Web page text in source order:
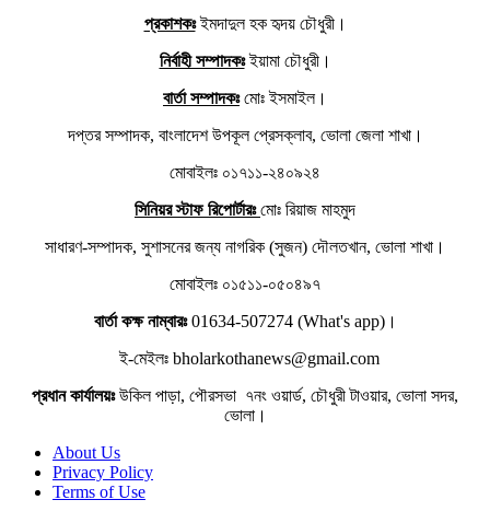
প্রকাশকঃইমদাদুল হক হৃদয় চৌধুরী।
নির্বাহী সম্পাদকঃইয়ামা চৌধুরী।
বার্তা সম্পাদকঃমোঃ ইসমাইল।
দপ্তর সম্পাদক, বাংলাদেশ উপকূল প্রেসক্লাব, ভোলা জেলা শাখা।
মোবাইলঃ ০১৭১১-২৪০৯২৪
সিনিয়র স্টাফ রিপোর্টারঃমোঃ রিয়াজ মাহমুদ
সাধারণ-সম্পাদক, সুশাসনের জন্য নাগরিক (সুজন) দৌলতখান, ভোলা শাখা।
মোবাইলঃ ০১৫১১-০৫০৪৯৭
বার্তা কক্ষ নাম্বারঃ01634-507274 (What's app)।
ই-মেইলঃ bholarkothanews@gmail.com
প্রধান কার্যালয়ঃউকিল পাড়া, পৌরসভা ৭নং ওয়ার্ড, চৌধুরী টাওয়ার, ভোলা সদর,
ভোলা।
About Us
Privacy Policy
Terms of Use